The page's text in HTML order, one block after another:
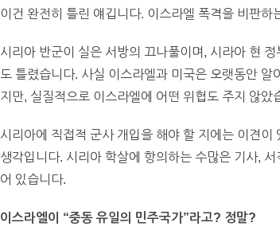
이건 완전히 틀린 얘깁니다. 이스라엘 폭격을 비판
시리아 반군이 실은 서방의 끄나풀이며, 시라아 현
도 틀렸습니다. 사실 이스라엘과 미국은 오랫동안
지만, 실질적으로 이스라엘에 어떤 위협도 주지 않았
시리아에 직접적 군사 개입을 해야 할 지에는 이견
생각입니다. 시리아 학살에 항의하는 수많은 기사,
어 있습니다.
이스라엘이 “중동 유일의 민주국가”라고? 정말?